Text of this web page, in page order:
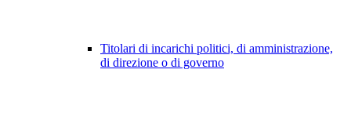
Titolari di incarichi politici, di amministrazione,
di direzione o di governo